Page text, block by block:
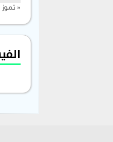
« تموز